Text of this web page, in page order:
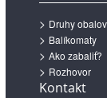
Druhy obalov
Balíkomaty
Ako zabaliť?
Rozhovor
Kontakt